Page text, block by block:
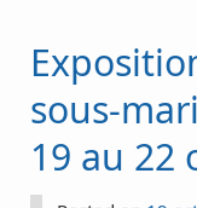
sous-
19 au 22